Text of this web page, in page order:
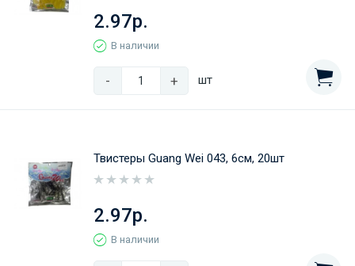
2.97р.
В наличии
- + шт
Твистеры Guang Wei 043, 6см, 20шт
2.97р.
В наличии